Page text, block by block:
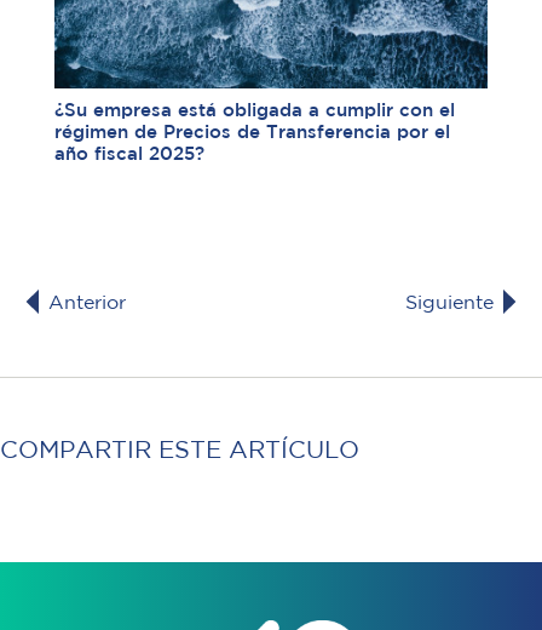
¿Su empresa está obligada a cumplir con el
régimen de Precios de Transferencia por el
año fiscal 2025?
Anterior Siguiente
COMPARTIR ESTE ARTÍCULO